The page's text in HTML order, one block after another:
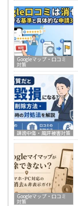
Googleマップ・口コミ
対策
誹謗中傷・風評被害対策
Googleマップ・口コミ
対策